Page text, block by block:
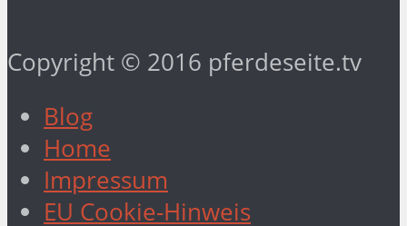
Copyright © 2016 pferdeseite.tv
Blog
Home
Impressum
EU Cookie-Hinweis